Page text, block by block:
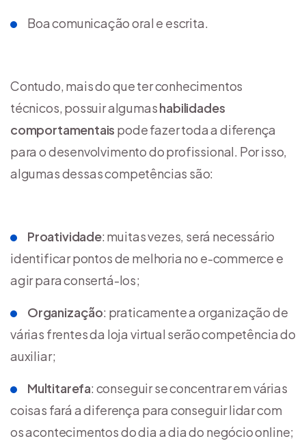
Boa comunicação oral e escrita.
Contudo, mais do que ter conhecimentos
técnicos, possuir algumashabilidades
comportamentais pode fazer toda a diferença
para o desenvolvimento do profissional. Por isso,
algumas dessas competências são:
Proatividade: muitas vezes, será necessário
identificar pontos de melhoria no e-commerce e
agir para consertá-los;
Organização: praticamente a organização de
várias frentes da loja virtual serão competência do
auxiliar;
Multitarefa: conseguir se concentrar em várias
coisas fará a diferença para conseguir lidar com
os acontecimentos do dia a dia do negócio online;